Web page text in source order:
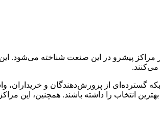
پیشرو در این صنعت شناخته می‌شود. این
از پرورش‌دهندگان و خریداران،
انتخاب را داشته باشند. همچنین، این